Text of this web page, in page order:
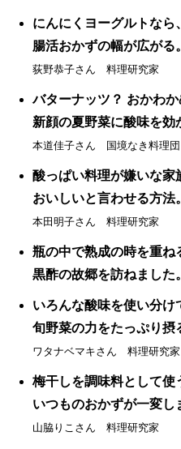
にんにくヨーグルトなら、
腸活おかずの幅が広がる。
荻野恭子さん 料理研究家
バターナッツ？ おかわか
新顔の夏野菜に酸味を効
本道佳子さん 国境なき料理
酸っぱい料理が嫌いな家
おいしいと言わせる方法。
本田明子さん 料理研究家
瓶の中で熟成の時を重ね
黒酢の故郷を訪ねました。
いろんな酸味を使い分け
旬野菜の力をたっぷり摂
ワタナベマキさん 料理研究家
梅干しを調味料として使
いつものおかずが一変し
山脇りこさん 料理研究家